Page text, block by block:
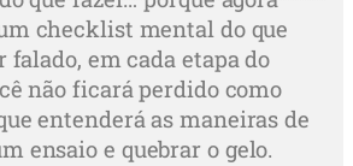
checklist mental do que
falado, em cada etapa do
não ficará perdido como
entenderá as maneiras de
ensaio e quebrar o gelo.